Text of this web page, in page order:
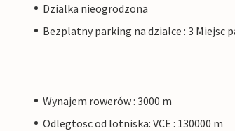
Dzialka nieogrodzona
Bezplatny parking na dzialce : 3 Miejsc
Wynajem rowerów : 3000 m
Odlegtosc od lotniska: VCE : 130000 m